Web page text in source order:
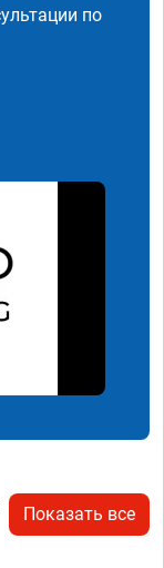
по
Показать все